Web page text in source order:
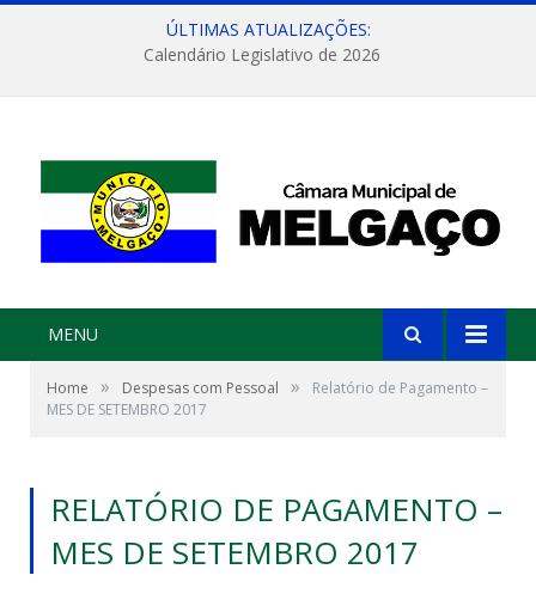
ÚLTIMAS ATUALIZAÇÕES:
Calendário Legislativo de 2026
MENU
Home » Despesas com Pessoal »
Relatório de Pagamento –
MES DE SETEMBRO 2017
RELATÓRIO DE PAGAMENTO –
MES DE SETEMBRO 2017